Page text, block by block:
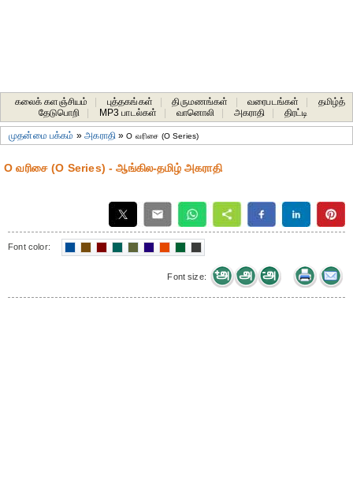
கலைக் களஞ்சியம் புத்தகங்கள் திருமணங்கள் வரைபடங்கள்
தமிழ்த்
தேடுபொறி
MP3 பாடல்கள் வானொலி அகராதி திரட்டி
முதன்மை பக்கம் »அகராதி»O வரிசை (O Series)
O வரிசை (O Series) - ஆங்கில-தமிழ் அகராதி
Font color:
Font size: